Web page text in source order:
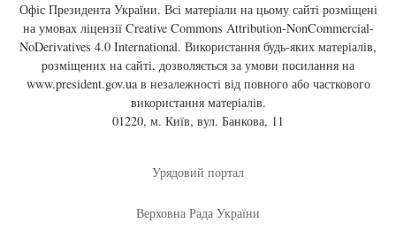
Офіс Президента України. Всі матеріали на цьому сайті розміщені
на умовах ліцензії Creative Commons Attribution-NonCommercial-
NoDerivatives 4.0 International. Використання будь-яких матеріалів,
розміщених на сайті, дозволяється за умови посилання на
www.president.gov.uaв незалежності від повного або часткового
використання матеріалів.
01220, м. Київ, вул. Банкова, 11
Урядовий портал
Верховна Рада України